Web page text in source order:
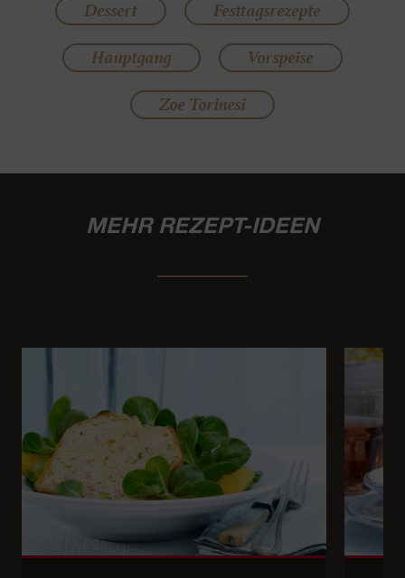
Dessert
Festtagsrezepte
Hauptgang
Vorspeise
Zoe Torinesi
MEHR REZEPT-IDEEN